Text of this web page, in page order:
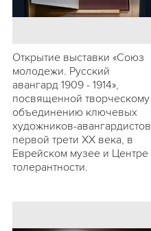
Открытие выставки «Союз
молодежи. Русский
авангард 1909 - 1914»,
посвященной творческому
объединению ключевых
художников-авангардистов
первой трети ХХ века, в
Еврейском музее и Центре
толерантности.